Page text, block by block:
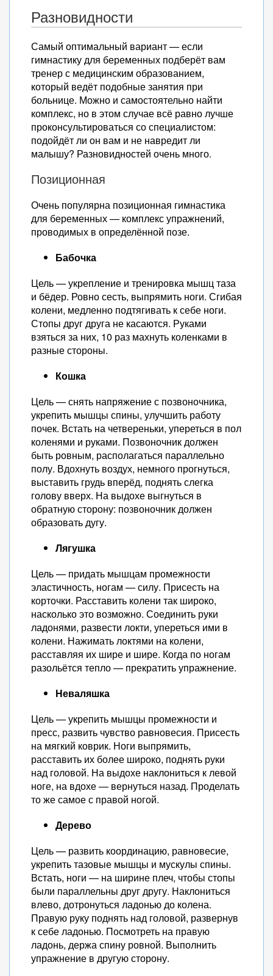
Разновидности
Самый оптимальный вариант — если
гимнастику для беременных подберёт вам
тренер с медицинским образованием,
который ведёт подобные занятия при
больнице. Можно и самостоятельно найти
комплекс, но в этом случае всё равно лучше
проконсультироваться со специалистом:
подойдёт ли он вам и не навредит ли
малышу? Разновидностей очень много.
Позиционная
Очень популярна позиционная гимнастика
для беременных — комплекс упражнений,
проводимых в определённой позе.
Бабочка
Цель — укрепление и тренировка мышц таза
и бёдер. Ровно сесть, выпрямить ноги. Сгибая
колени, медленно подтягивать к себе ноги.
Стопы друг друга не касаются. Руками
взяться за них, 10 раз махнуть коленками в
разные стороны.
Кошка
Цель — снять напряжение с позвоночника,
укрепить мышцы спины, улучшить работу
почек. Встать на четвереньки, упереться в пол
коленями и руками. Позвоночник должен
быть ровным, располагаться параллельно
полу. Вдохнуть воздух, немного прогнуться,
выставить грудь вперёд, поднять слегка
голову вверх. На выдохе выгнуться в
обратную сторону: позвоночник должен
образовать дугу.
Лягушка
Цель — придать мышцам промежности
эластичность, ногам — силу. Присесть на
корточки. Расставить колени так широко,
насколько это возможно. Соединить руки
ладонями, развести локти, упереться ими в
колени. Нажимать локтями на колени,
расставляя их шире и шире. Когда по ногам
разольётся тепло — прекратить упражнение.
Неваляшка
Цель — укрепить мышцы промежности и
пресс, развить чувство равновесия. Присесть
на мягкий коврик. Ноги выпрямить,
расставить их более широко, поднять руки
над головой. На выдохе наклониться к левой
ноге, на вдохе — вернуться назад. Проделать
то же самое с правой ногой.
Дерево
Цель — развить координацию, равновесие,
укрепить тазовые мышцы и мускулы спины.
Встать, ноги — на ширине плеч, чтобы стопы
были параллельны друг другу. Наклониться
влево, дотронуться ладонью до колена.
Правую руку поднять над головой, развернув
к себе ладонью. Посмотреть на правую
ладонь, держа спину ровной. Выполнить
упражнение в другую сторону.